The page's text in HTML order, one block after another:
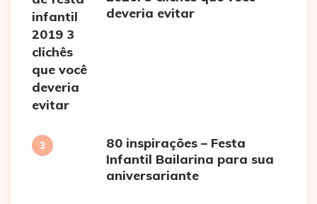
deveria evitar
80 inspirações – Festa
Infantil Bailarina para sua
aniversariante